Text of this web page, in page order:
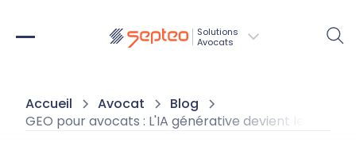
Solutions
Avocats
Accueil Avocat
Blog
GEO pour avocats : L'IA générative devient le